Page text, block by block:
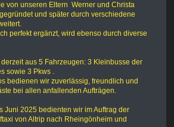
von unseren Eltern Werner und Christa
und später durch verschiedene
perfekt ergänzt, wird ebenso durch diverse
aus 5 Fahrzeugen: 3 Kleinbusse der
sowie 3 Pkws .
bedienen wir zuverlässig, freundlich und
bei allen anfallenden Aufträgen.
Juni 2025 bedienten wir im Auftrag der
von Altrip nach Rheingönheim und